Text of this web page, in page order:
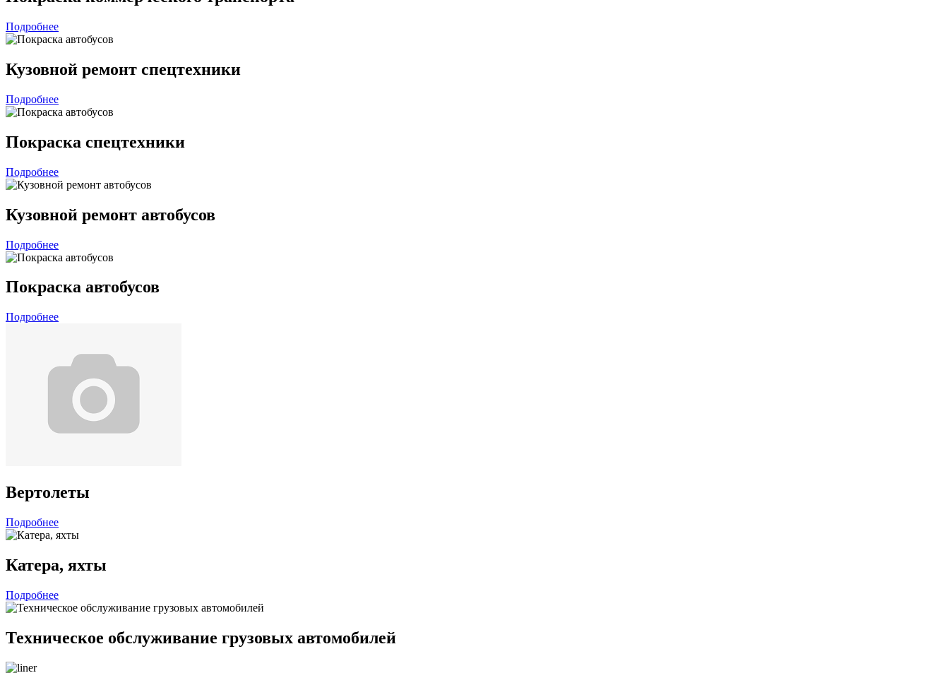
Подробнее
Кузовной ремонт спецтехники
Подробнее
Покраска спецтехники
Подробнее
Кузовной ремонт автобусов
Подробнее
Покраска автобусов
Подробнее
Вертолеты
Подробнее
Катера, яхты
Подробнее
Техническое обслуживание грузовых автомобилей